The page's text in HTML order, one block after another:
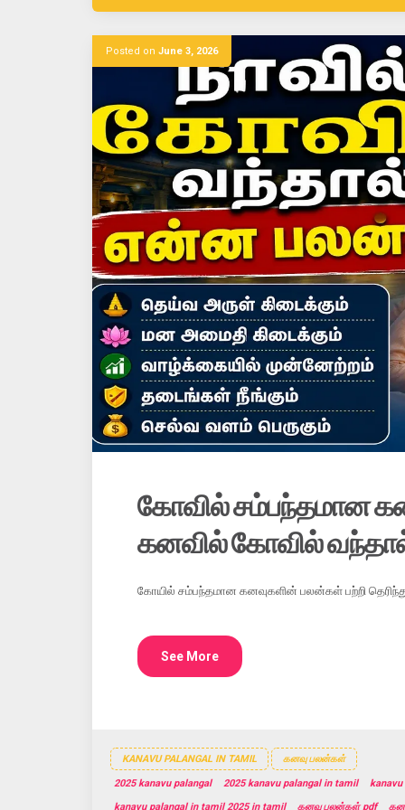
Posted on June 3, 2026
கோவில் சம்பந்தமான
கனவில் கோவில்
கோயில் சம்பந்தமான கனவுகளின் பலன்கள் பற்றி
See More
KANAVU PALANGAL IN TAMIL கனவு பலன்கள்
2025 kanavu palangal 2025 kanavu palangal in tamil
kanavu palangal in tamil 2025 in tamil
கனவு பலன்கள் pdf